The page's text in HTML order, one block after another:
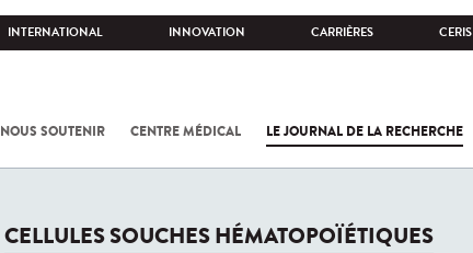
INTERNATIONAL INNOVATION CARRIÈRES CERIS
NOUS SOUTENIR CENTRE MÉDICAL LE JOURNAL DE LA RECHERCHE
CELLULES SOUCHES HÉMATOPOÏÉTIQUES